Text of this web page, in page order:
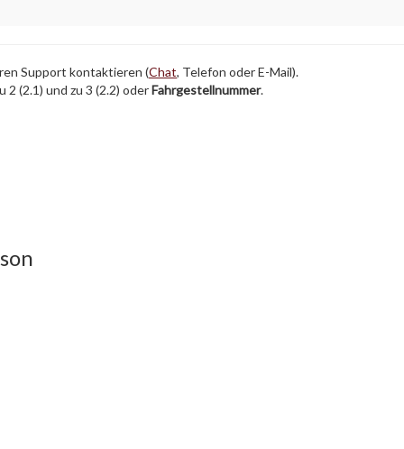
Support kontaktieren (Chat, Telefon oder E-Mail).
2 (2.1) und zu 3 (2.2) oderFahrgestellnummer.